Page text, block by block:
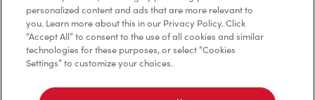
personalized content and ads that are more relevant to
you. Learn more about this in our Privacy Policy. Click
“Accept All” to consent to the use of all cookies and similar
technologies for these purposes, or select “Cookies
Settings” to customize your choices.